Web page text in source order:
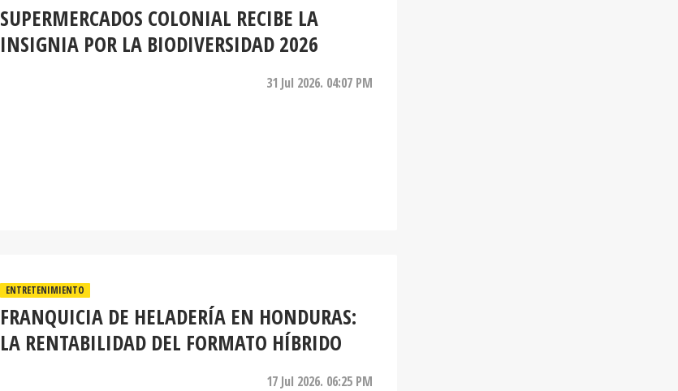
SUPERMERCADOS COLONIAL RECIBE LA
INSIGNIA POR LA BIODIVERSIDAD 2026
31 Jul 2026. 04:07 PM
ENTRETENIMIENTO
FRANQUICIA DE HELADERÍA EN HONDURAS:
LA RENTABILIDAD DEL FORMATO HÍBRIDO
17 Jul 2026. 06:25 PM